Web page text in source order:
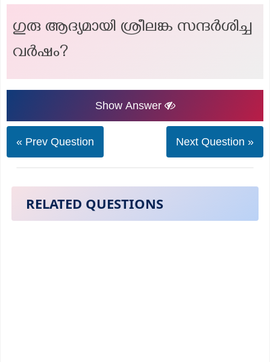
ഗുരു ആദ്യമായി ശ്രീലങ്ക സന്ദർശിച്ച
വർഷം?
Show Answer
« Prev Question Next Question »
RELATED QUESTIONS